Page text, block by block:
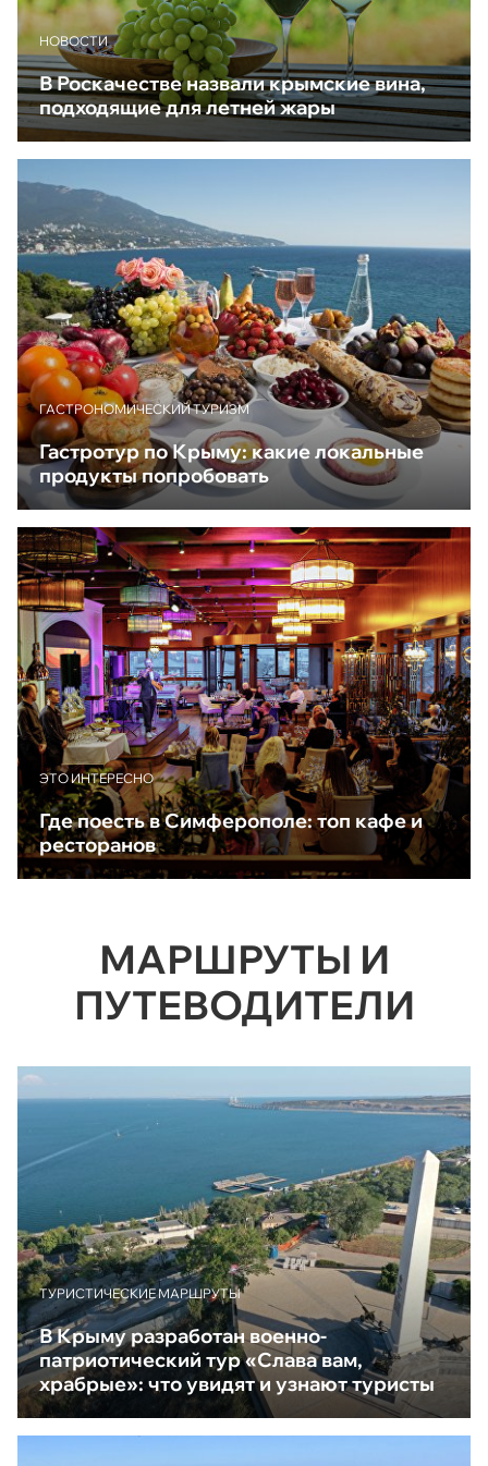
НОВОСТИ
В Роскачестве назвали крымские вина,
подходящие для летней жары
ГАСТРОНОМИЧЕСКИЙ ТУРИЗМ
Гастротур по Крыму: какие локальные
продукты попробовать
ЭТО ИНТЕРЕСНО
Где поесть в Симферополе: топ кафе и
ресторанов
МАРШРУТЫ И
ПУТЕВОДИТЕЛИ
ТУРИСТИЧЕСКИЕ МАРШРУТЫ
В Крыму разработан военно-
патриотический тур «Слава вам,
храбрые»: что увидят и узнают туристы